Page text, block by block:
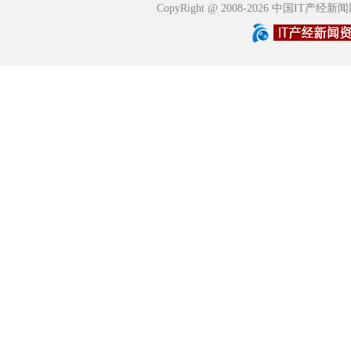
CopyRight @ 2008-2026 中国IT产经新